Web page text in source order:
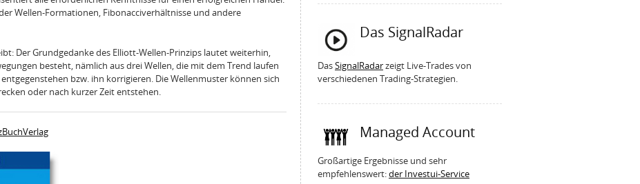
Wellen-Formationen, Fibonacciverhältnisse und andere
Der Grundgedanke des Elliott-Wellen-Prinzips lautet weiterhin,
besteht, nämlich aus drei Wellen, die mit dem Trend laufen
bzw. ihn korrigieren. Die Wellenmuster können sich
oder nach kurzer Zeit entstehen.
Das SignalRadar
DasSignalRadarzeigt Live-Trades von
verschiedenen Trading-Strategien.
Managed Account
Großartige Ergebnisse und sehr
empfehlenswert:der Investui-Service